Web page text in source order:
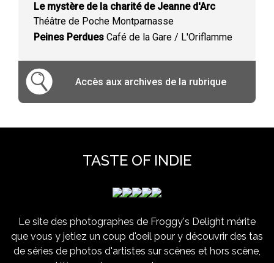
Le mystère de la charité de Jeanne d'Arc
Théâtre de Poche Montparnasse
Peines Perdues Café de la Gare / L'Oriflamme
Accès aux archives de la rubrique
TASTE OF INDIE
Le site des photographes de Froggy's Delight mérite
que vous y jetiez un coup d'oeil pour y découvrir des tas
de séries de photos d'artistes sur scènes et hors scène,